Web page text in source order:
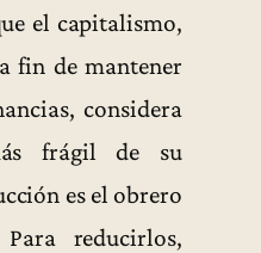
el capitalismo,
fin de mantener
considera
frágil de su
es el obrero
reducirlos,